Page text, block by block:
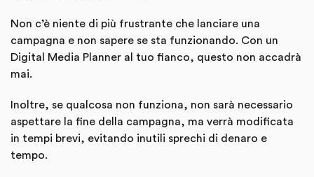
Non c’è niente di più frustrante che lanciare una
campagna e non sapere se sta funzionando. Con un
Digital Media Planner al tuo fianco, questo non accadrà
mai.
Inoltre, se qualcosa non funziona, non sarà necessario
aspettare la fine della campagna, ma verrà modificata
in tempi brevi, evitando inutili sprechi di denaro e
tempo.